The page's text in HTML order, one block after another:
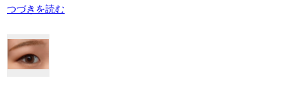
つづきを読む